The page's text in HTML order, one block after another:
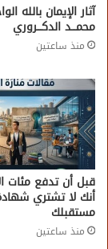
آثار الإيمان بالله
محمـــد الدكـــروري
منذ ساعتين
قبل أن تدفع مئات
أنك لا تشتري
مستقبلك
منذ ساعتين